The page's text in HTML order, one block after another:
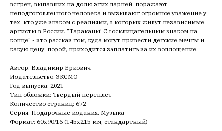
встреч, выпавших на долю этих парней, поражают
неподготовленного человека и вызывают огромное уважение у
тех, кто уже знаком с реалиями, в которых живут независимые
артисты в России. "Тараканы! С восклицательным знаком на
конце" - это рассказ том, куда могут привести детские мечты и
какую цену, порой, приходится заплатить за их воплощение.
Автор: Владимир Еркович
Издательство: ЭКСМО
Год выпуска: 2021
Тип обложки: Твердый переплет
Количество страниц: 672
Серия: Подарочные издания. Музыка
Формат: 60х90/16 (145х215 мм, стандартный)